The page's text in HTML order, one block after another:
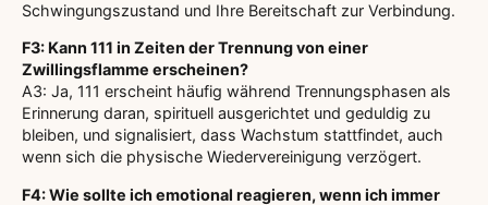
Schwingungszustand und Ihre Bereitschaft zur Verbindung.
F3: Kann 111 in Zeiten der Trennung von einer
Zwillingsflamme erscheinen?
A3: Ja, 111 erscheint häufig während Trennungsphasen als
Erinnerung daran, spirituell ausgerichtet und geduldig zu
bleiben, und signalisiert, dass Wachstum stattfindet, auch
wenn sich die physische Wiedervereinigung verzögert.
F4: Wie sollte ich emotional reagieren, wenn ich immer